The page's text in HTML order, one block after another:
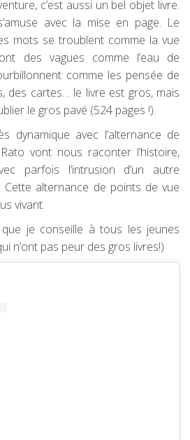
c’est aussi un bel objet livre.
avec la mise en page. Le
mots se troublent comme la vue
des vagues comme l’eau de
comme les pensée de
des cartes… le livre est gros, mais
le gros pavé (524 pages !).
dynamique avec l’alternance de
vont nous raconter l’histoire,
parfois l’intrusion d’un autre
Cette alternance de points de vue
vivant.
je conseille à tous les jeunes
n’ont pas peur des gros livres!)